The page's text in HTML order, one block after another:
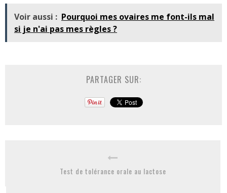
Voir aussi : Pourquoi mes ovaires me font-ils mal
si je n'ai pas mes règles ?
PARTAGER SUR:
Test de tolérance orale au lactose